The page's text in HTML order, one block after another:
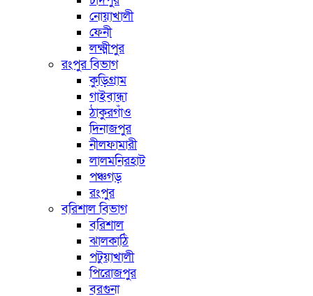
নোয়াখালী
ফেনী
লক্ষ্মীপুর
রংপুর বিভাগ
কুড়িগ্রাম
গাইবান্ধা
ঠাকুরগাঁও
দিনাজপুর
নীলফামারী
লালমনিরহাট
পঞ্চগড়
রংপুর
বরিশাল বিভাগ
বরিশাল
ঝালকাঠি
পটুয়াখালী
পিরোজপুর
বরগুনা